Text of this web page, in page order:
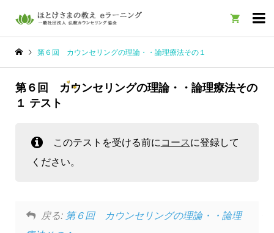

第６回 カウンセリングの理論・・論理療法その１
第６回 カウンセリングの理論・・論理療法その
１ テスト
このテストを受ける前に コース に登録して
ください。
戻る: 第６回 カウンセリングの理論・・論理